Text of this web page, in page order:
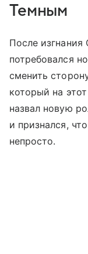
Темным
После
потребовался
сменить
который на
назвал новую
и признался,
непросто.